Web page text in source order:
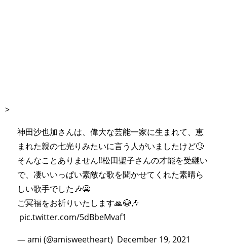
>
神田沙也加さんは、偉大な芸能一家に生まれて、恵
まれた親の七光りみたいに言う人がいましたけど🙄
そんなことありません‼️松田聖子さんの才能を受継い
で、凄いいっぱい素敵な歌を聞かせてくれた素晴ら
しい歌手でした🎶😭
ご冥福をお祈りいたします🙏😭🎶
pic.twitter.com/5dBbeMvaf1
— ami (@amisweetheart) December 19, 2021